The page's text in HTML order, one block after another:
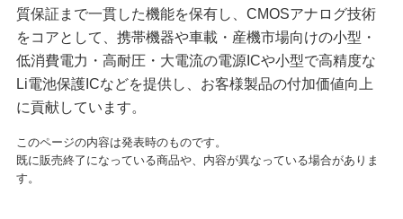
質保証まで一貫した機能を保有し、CMOSアナログ技術
をコアとして、携帯機器や車載・産機市場向けの小型・
低消費電力・高耐圧・大電流の電源ICや小型で高精度な
Li電池保護ICなどを提供し、お客様製品の付加価値向上
に貢献しています。
このページの内容は発表時のものです。
既に販売終了になっている商品や、内容が異なっている場合がありま
す。